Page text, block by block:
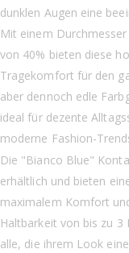
dunklen Augen eine
Mit einem
von 40% bieten diese
Tragekomfort für den
aber dennoch edle
ideal für dezente
moderne Fashion-
Die "Bianco Blue"
erhältlich und bieten
maximalem Komfort
Haltbarkeit von bis zu
alle, die ihrem Look